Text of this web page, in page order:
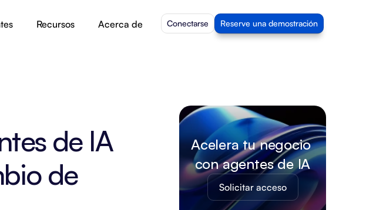
Recursos Acerca de Conectarse Reserve una demostración
de IA
de
Acelera tu negocio
con agentes de IA
Solicitar acceso